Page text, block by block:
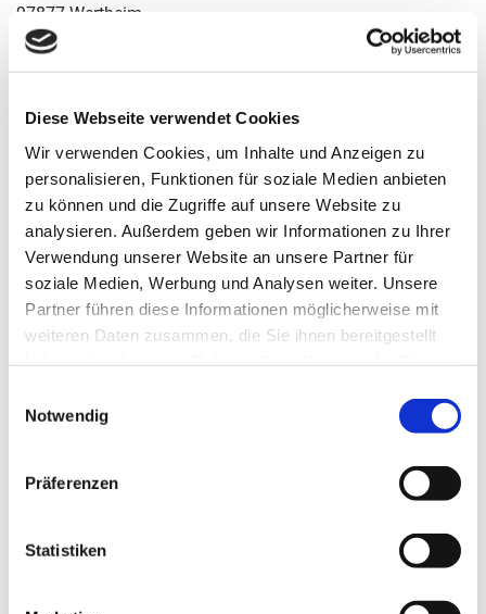
Diese Webseite verwendet Cookies
Wir verwenden Cookies, um Inhalte und Anzeigen zu
personalisieren, Funktionen für soziale Medien anbieten
zu können und die Zugriffe auf unsere Website zu
analysieren. Außerdem geben wir Informationen zu Ihrer
Verwendung unserer Website an unsere Partner für
soziale Medien, Werbung und Analysen weiter. Unsere
Partner führen diese Informationen möglicherweise mit
weiteren Daten zusammen, die Sie ihnen bereitgestellt
Notwendig
Präferenzen
Statistiken
97877 Wertheim
Telefon:+49 9342 1294
E-Mail: kontakt@taxi-stemmer-wertheim.de
Internet:www.taxi-stemmer-wertheim.de
Registergericht: Amtsgericht Mannheim, HRA 709311
Sitz der Gesellschaft: Wertheim
USt-IdNr.: DE-(Nr)
Persönlich haftender Gesellschafter: Taxi Stemmer
Verwaltungs GmbH, Wertheim
Taxi-Stemmer GmbH & Co. KG
97877, Wertheim
Geschäftsführer: Florian Stemmer
Registergericht: Amtsgericht Mannheim, HRB 735800